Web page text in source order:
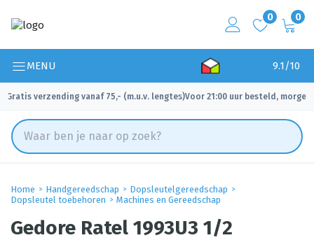
0 0
MENU 9.1/10
Gratis verzending vanaf 75,- (m.u.v. lengtes)
✓ Voor 21:00 uur besteld, morgen
Home Handgereedschap
Dopsleutelgereedschap
Dopsleutel toebehoren
Machines en Gereedschap
Gedore Ratel 1993U3 1/2